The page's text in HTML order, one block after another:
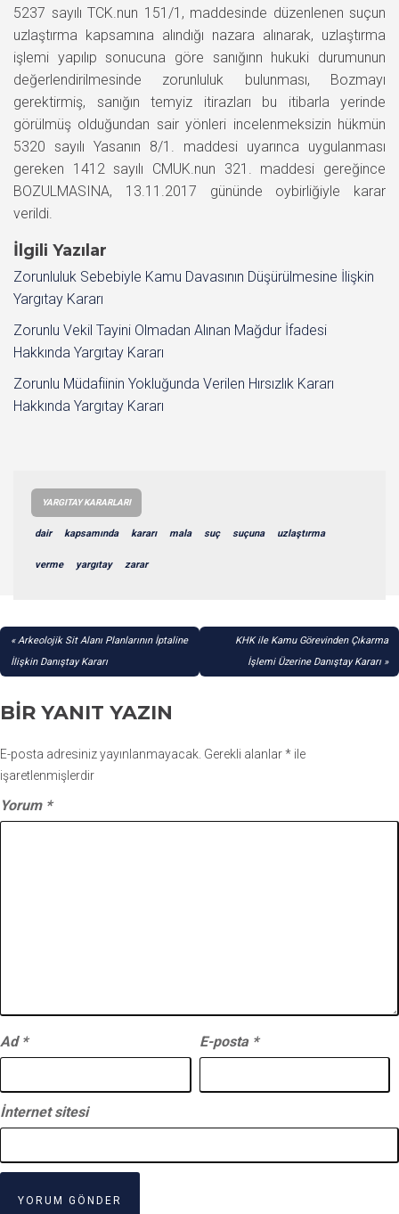
5237 sayılı TCK.nun 151/1, maddesinde düzenlenen suçun
uzlaştırma kapsamına alındığı nazara alınarak, uzlaştırma
işlemi yapılıp sonucuna göre sanığınn hukuki durumunun
değerlendirilmesinde zorunluluk bulunması, Bozmayı
gerektirmiş, sanığın temyiz itirazları bu itibarla yerinde
görülmüş olduğundan sair yönleri incelenmeksizin hükmün
5320 sayılı Yasanın 8/1. maddesi uyarınca uygulanması
gereken 1412 sayılı CMUK.nun 321. maddesi gereğince
BOZULMASINA, 13.11.2017 gününde oybirliğiyle karar
verildi.
İlgili Yazılar
Zorunluluk Sebebiyle Kamu Davasının Düşürülmesine İlişkin
Yargıtay Kararı
Zorunlu Vekil Tayini Olmadan Alınan Mağdur İfadesi
Hakkında Yargıtay Kararı
Zorunlu Müdafiinin Yokluğunda Verilen Hırsızlık Kararı
Hakkında Yargıtay Kararı
YARGITAY KARARLARI
dair kapsamında kararı mala suç suçuna uzlaştırma
verme yargıtay zarar
YAZI
GEZINMESI
Arkeolojik Sit Alanı Planlarının İptaline
İlişkin Danıştay Kararı
KHK ile Kamu Görevinden Çıkarma
İşlemi Üzerine Danıştay Kararı
BIR YANIT YAZIN
E-posta adresiniz yayınlanmayacak. Gerekli alanlar* ile
işaretlenmişlerdir
Yorum *
Ad * E-posta *
İnternet sitesi